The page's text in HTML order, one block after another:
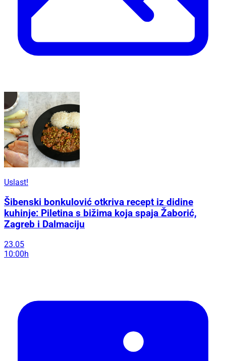
Uslast!
Šibenski bonkulović otkriva recept iz didine
kuhinje: Piletina s bižima koja spaja Žaborić,
Zagreb i Dalmaciju
23.05
10:00h